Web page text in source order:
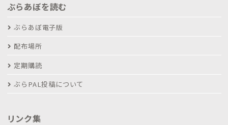
ぶらあぼを読む
ぶらあぼ電子版
配布場所
定期購読
ぶらPAL投稿について
リンク集